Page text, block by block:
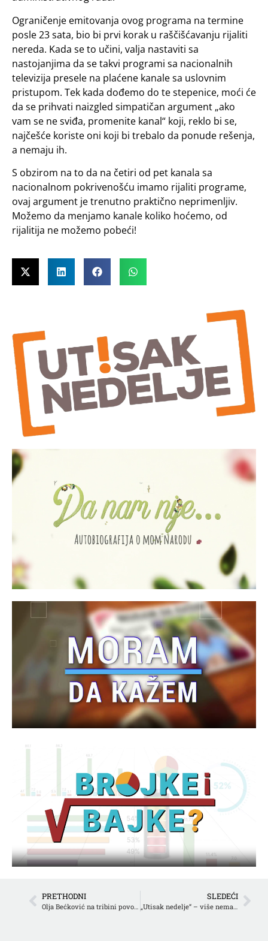
Ograničenje emitovanja ovog programa na termine
posle 23 sata, bio bi prvi korak u raščišćavanju rijaliti
nereda. Kada se to učini, valja nastaviti sa
nastojanjima da se takvi programi sa nacionalnih
televizija presele na plaćene kanale sa uslovnim
pristupom. Tek kada dođemo do te stepenice, moći će
da se prihvati naizgled simpatičan argument „ako
vam se ne sviđa, promenite kanal“ koji, reklo bi se,
najčešće koriste oni koji bi trebalo da ponude rešenja,
a nemaju ih.
S obzirom na to da na četiri od pet kanala sa
nacionalnom pokrivenošću imamo rijaliti programe,
ovaj argument je trenutno praktično neprimenljiv.
Možemo da menjamo kanale koliko hoćemo, od
rijalitija ne možemo pobeći!
PRETHODNI SLEDEĆI
„Utisak nedelje“ – više nemamo dokaz da nismo ludi